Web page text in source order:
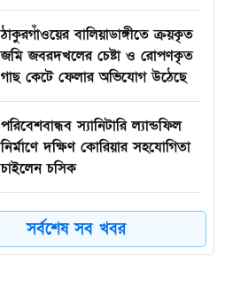
ঠাকুরগাঁওয়ের বালিয়াডাঙ্গীতে ক্রয়কৃত
জমি জবরদখলের চেষ্টা ও রোপণকৃত
গাছ কেটে ফেলার অভিযোগ উঠেছে
পরিবেশবান্ধব স্যানিটারি ল্যান্ডফিল
নির্মাণে দক্ষিণ কোরিয়ার সহযোগিতা
চাইলেন চসিক
রাজবাড়ীতে র‍্যাব-১০ এর পৃথক
অভিযান: সাব-মেশিনগান ও পিস্তলসহ
২ অস্ত্রধারী গ্রেফতার
সর্বশেষ সব খবর